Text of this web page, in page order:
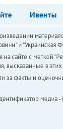
Ивенты
и "Украинская
сайте с меткой
высказанные в
за факты и
медиа